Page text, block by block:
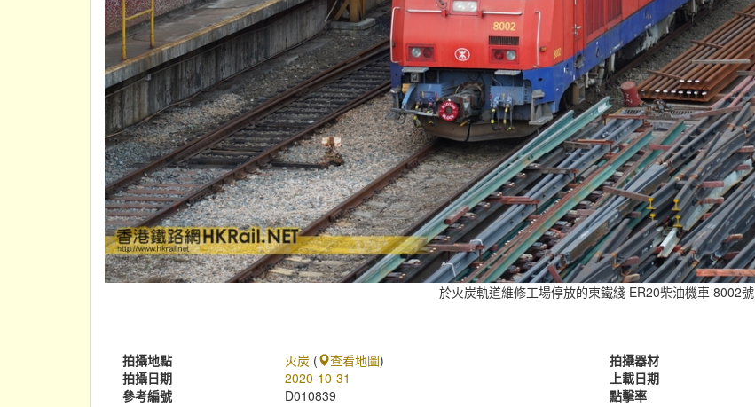
於火炭軌道維修工場停放的東鐵綫 ER20柴油機車 8002號
拍攝地點 火炭 ( 查看地圖) 拍攝器材
拍攝日期
2020-10-31 上載日期
參考編號
D010839 點擊率